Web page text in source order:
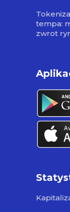
tempa:
zwrot